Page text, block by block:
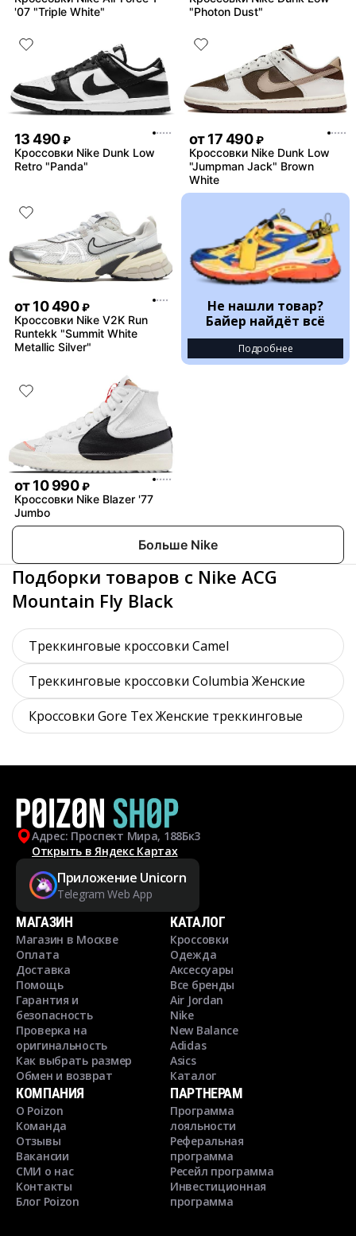
'07 "Triple White"
"Photon Dust"
13 490 ₽
Кроссовки Nike Dunk Low
Retro "Panda"
от17 490 ₽
Кроссовки Nike Dunk Low
"Jumpman Jack" Brown
White
от10 490 ₽
Кроссовки Nike V2K Run
Runtekk "Summit White
Metallic Silver"
Не нашли товар?
Байер найдёт всё
Подробнее
от10 990 ₽
Кроссовки Nike Blazer '77
Jumbo
Больше Nike
Подборки товаров с Nike ACG
Mountain Fly Black
Треккинговые кроссовки Camel
Треккинговые кроссовки Columbia Женские
Кроссовки Gore Tex Женские треккинговые
Адрес: Проспект Мира, 188Бк3
Открыть в Яндекс Картах
Приложение Unicorn
Telegram Web App
МАГАЗИН
Магазин в Москве
Оплата
Доставка
Помощь
Гарантия и
безопасность
Проверка на
оригинальность
Как выбрать размер
Обмен и возврат
КАТАЛОГ
Кроссовки
Одежда
Аксессуары
Все бренды
Air Jordan
Nike
New Balance
Adidas
Asics
Каталог
КОМПАНИЯ
О Poizon
Команда
Отзывы
Вакансии
СМИ о нас
Контакты
Блог Poizon
ПАРТНЕРАМ
Программа
лояльности
Реферальная
программа
Ресейл программа
Инвестиционная
программа